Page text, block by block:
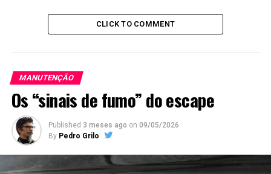
CLICK TO COMMENT
MANUTENÇÃO
Os “sinais de fumo” do escape
Published 3 meses ago on 09/05/2026
By Pedro Grilo